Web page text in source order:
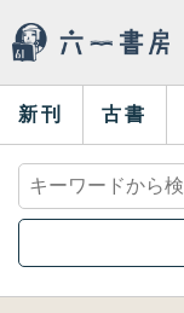
新刊 古書